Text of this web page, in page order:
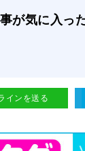
が気に入っ
インを送る